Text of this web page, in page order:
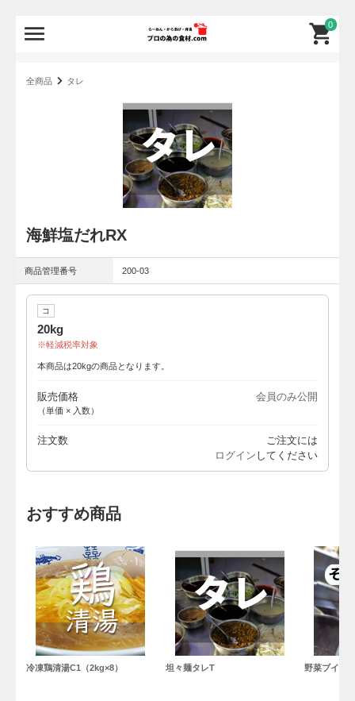
0
全商品 タレ
海鮮塩だれRX
商品管理番号 200-03
コ
20kg
軽減税率対象
本商品は20kgの商品となります。
販売価格
（単価 × 入数）
会員のみ公開
注文数
ご注文には
ログイン してください
おすすめ商品
冷凍鶏清湯C1（2kg×8） 坦々麺タレT 野菜ブイヨ